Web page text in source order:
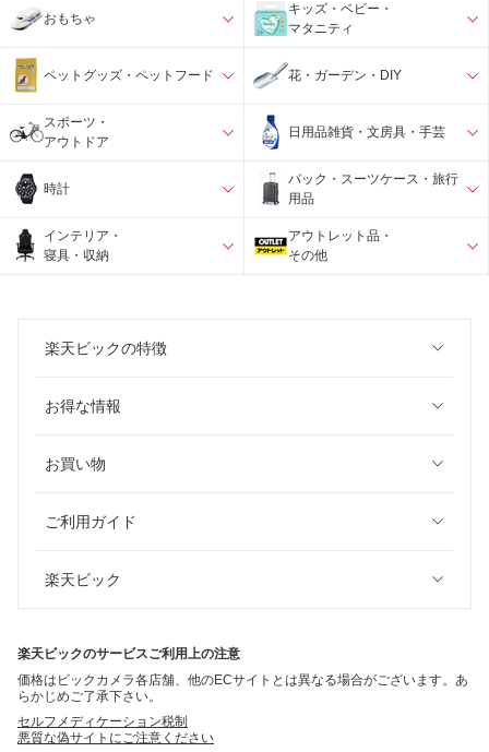
おもちゃ
キッズ・ベビー・
マタニティ
ペットグッズ・ペットフード 花・ガーデン・DIY
スポーツ・
アウトドア
日用品雑貨・文房具・手芸
時計
バック・スーツケース・旅行
用品
インテリア・
寝具・収納
アウトレット品・
その他
楽天ビックの特徴
お得な情報
お買い物
ご利用ガイド
楽天ビック
楽天ビックのサービスご利用上の注意
価格はビックカメラ各店舗、他のECサイトとは異なる場合がございます。あ
らかじめご了承下さい。
セルフメディケーション税制
悪質な偽サイトにご注意ください